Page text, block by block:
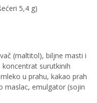
5,4 g)
(maltitol), biljne masti i
surutkinih
u prahu, kakao prah
maslac, emulgator (sojin